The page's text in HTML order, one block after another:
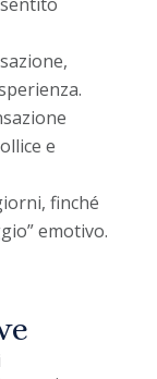
e
finché
emotivo.